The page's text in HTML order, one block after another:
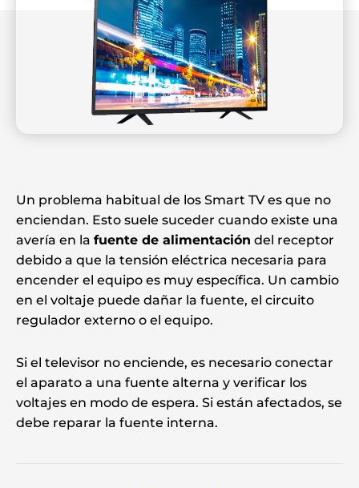
Un problema habitual de los Smart TV es que no
enciendan. Esto suele suceder cuando existe una
avería en la fuente de alimentación del receptor
debido a que la tensión eléctrica necesaria para
encender el equipo es muy específica. Un cambio
en el voltaje puede dañar la fuente, el circuito
regulador externo o el equipo.
Si el televisor no enciende, es necesario conectar
el aparato a una fuente alterna y verificar los
voltajes en modo de espera. Si están afectados, se
debe reparar la fuente interna.